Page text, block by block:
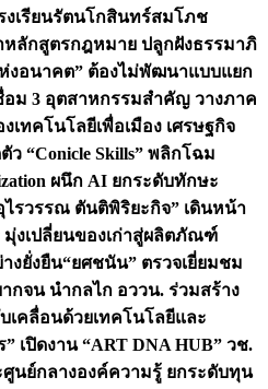
เรียนรัตนโกสินทร์สมโภช
ลักสูตรกฎหมาย ปลูกฝังธรรมาภิ
งอนาคต” ต้องไม่พัฒนาแบบแยก
อม 3 อุตสาหกรรมสำคัญ วางภาค
ทคโนโลยีเพื่อเมือง เศรษฐกิจ
ตัว “Conicle Skills” พลิกโฉม
ผนึก AI ยกระดับทักษะ
ไรวรรณ ตันติพิริยะกิจ” เดินหน้า
มุ่งเปลี่ยนของเก่าสู่ผลิตภัณฑ์
งยั่งยืน“ยศชนัน” ตรวจเยี่ยมชม
จน นำกลไก อววน. ร่วมสร้าง
คลื่อนด้วยเทคโนโลยีและ
เปิดงาน “ART DNA HUB” วช.
นย์กลางองค์ความรู้ ยกระดับทุน